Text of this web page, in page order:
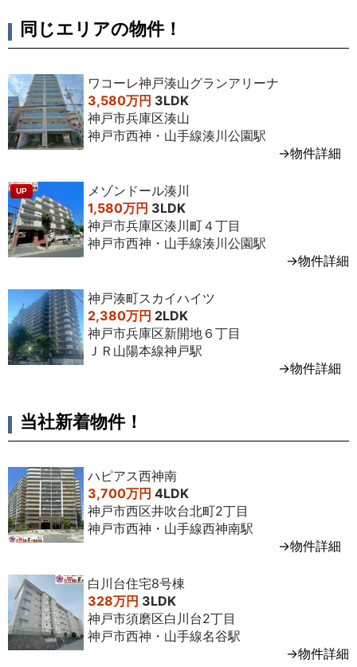
月
同じエリアの物件！
ワコーレ神戸湊山グランアリーナ
3,580万円 3LDK
神戸市兵庫区湊山
神戸市西神・山手線湊川公園駅
→物件詳細
UP
メゾンドール湊川
1,580万円 3LDK
神戸市兵庫区湊川町４丁目
神戸市西神・山手線湊川公園駅
→物件詳細
神戸湊町スカイハイツ
2,380万円 2LDK
神戸市兵庫区新開地６丁目
ＪＲ山陽本線神戸駅
→物件詳細
当社新着物件！
ハピアス西神南
3,700万円 4LDK
神戸市西区井吹台北町2丁目
神戸市西神・山手線西神南駅
→物件詳細
白川台住宅8号棟
328万円 3LDK
神戸市須磨区白川台2丁目
神戸市西神・山手線名谷駅
→物件詳細